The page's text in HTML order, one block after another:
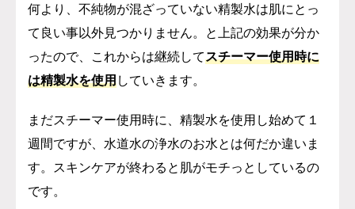
何より、不純物が混ざっていない精製水は肌にとっ
て良い事以外見つかりません。 と上記の効果が分か
ったので、これからは継続してスチーマー使用時に
は精製水を使用していきます。
まだスチーマー使用時に、精製水を使用し始めて１
週間ですが、水道水の浄水のお水とは何だか違いま
す。スキンケアが終わると肌がモチっとしているの
です。